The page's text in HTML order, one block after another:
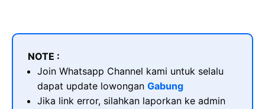
NOTE :
Join Whatsapp Channel kami untuk selalu
dapat update lowongan Gabung
Jika link error, silahkan laporkan ke admin